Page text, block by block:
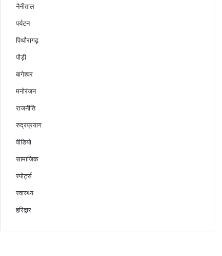
नैनीताल
पर्यटन
पिथौरागढ़
पौड़ी
बागेश्वर
मनोरंजन
राजनीति
रुद्रप्रयाग
वीडियो
सामाजिक
स्पोर्ट्स
स्वास्थ्य
हरिद्वार